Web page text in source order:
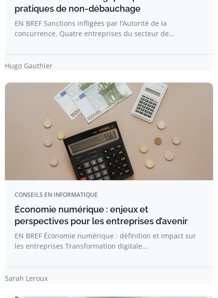
pratiques de non-débauchage
EN BREF Sanctions infligées par l’Autorité de la
concurrence. Quatre entreprises du secteur de…
Hugo Gauthier
CONSEILS EN INFORMATIQUE
Économie numérique : enjeux et
perspectives pour les entreprises d’avenir
EN BREF Économie numérique : définition et impact sur
les entreprises Transformation digitale…
Sarah Leroux